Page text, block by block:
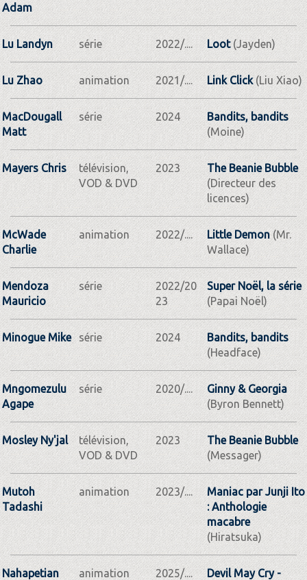
Adam
Lu Landyn série 2022/.... Loot(Jayden)
Lu Zhao animation 2021/.... Link Click(Liu Xiao)
MacDougall
Matt
série 2024
Bandits, bandits
(Moine)
Mayers Chris
télévision,
VOD & DVD
2023
The Beanie Bubble
(Directeur des
licences)
McWade
Charlie
animation 2022/.... Little Demon(Mr.
Wallace)
Mendoza
Mauricio
série
2022/20
23
Super Noël, la série
(Papai Noël)
Minogue Mike série 2024
Bandits, bandits
(Headface)
Mngomezulu
Agape
série 2020/....
Ginny & Georgia
(Byron Bennett)
Mosley Ny'jal
télévision,
VOD & DVD
2023
The Beanie Bubble
(Messager)
Mutoh
Tadashi
animation 2023/....
Maniac par Junji Ito
: Anthologie
macabre
(Hiratsuka)
Nahapetian
animation 2025/....
Devil May Cry -